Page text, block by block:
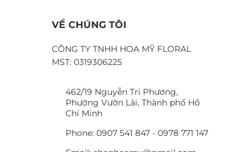
VỀ CHÚNG TÔI
CÔNG TY TNHH HOA MỸ FLORAL
MST: 0319306225
462/19 Nguyễn Tri Phương,
Phường Vườn Lài, Thành phố Hồ
Chí Minh
Phone: 0907 541 847 - 0978 771 147